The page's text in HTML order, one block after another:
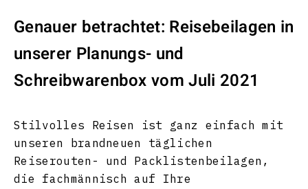
Genauer betrachtet: Reisebeilagen in
unserer Planungs- und
Schreibwarenbox vom Juli 2021
Stilvolles Reisen ist ganz einfach mit
unseren brandneuen täglichen
Reiserouten- und Packlistenbeilagen,
die fachmännisch auf Ihre